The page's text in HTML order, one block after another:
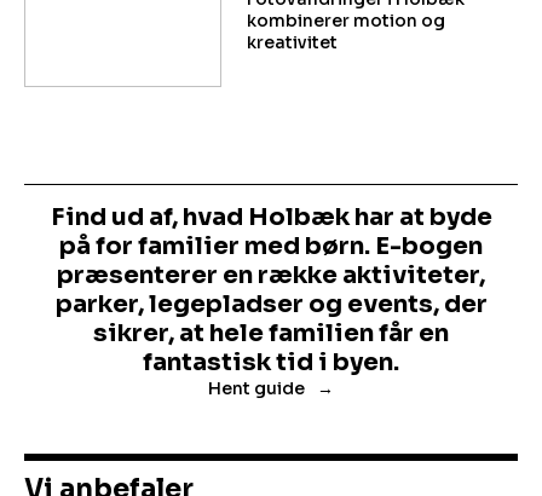
kombinerer motion og
kreativitet
Find ud af, hvad Holbæk har at byde
på for familier med børn. E-bogen
præsenterer en række aktiviteter,
parker, legepladser og events, der
sikrer, at hele familien får en
fantastisk tid i byen.
Hent guide
Vi anbefaler